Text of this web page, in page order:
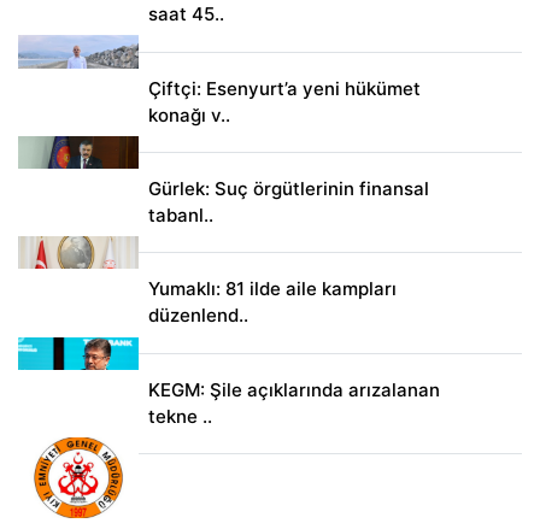
saat 45..
Çiftçi: Esenyurt’a yeni hükümet
konağı v..
Gürlek: Suç örgütlerinin finansal
tabanl..
Yumaklı: 81 ilde aile kampları
düzenlend..
KEGM: Şile açıklarında arızalanan
tekne ..